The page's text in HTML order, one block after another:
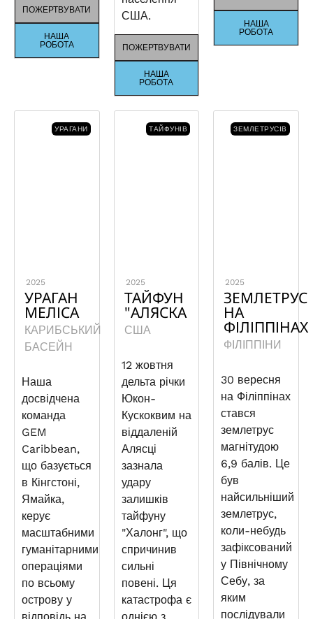
ПОЖЕРТВУВАТИ
НАША
РОБОТА
США.
ПОЖЕРТВУВАТИ
НАША
РОБОТА
НАША
РОБОТА
УРАГАНИ
2025
УРАГАН
МЕЛІСА
КАРИБСЬКИЙ
БАСЕЙН
Наша
досвідчена
команда
GEM
Caribbean,
що базується
в Кінгстоні,
Ямайка,
керує
масштабними
гуманітарними
операціями
по всьому
острову у
ТАЙФУНІВ
2025
ТАЙФУН
"АЛЯСКА
США
12 жовтня
дельта річки
Юкон-
Кускоквим на
віддаленій
Алясці
зазнала
удару
залишків
тайфуну
"Халонг", що
спричинив
сильні
повені. Ця
катастрофа є
ЗЕМЛЕТРУСІВ
2025
ЗЕМЛЕТРУС
НА
ФІЛІППІНАХ
ФІЛІППІНИ
30 вересня
на Філіппінах
стався
землетрус
магнітудою
6,9 балів. Це
був
найсильніший
землетрус,
коли-небудь
зафіксований
у Північному
Себу, за
яким
послідували